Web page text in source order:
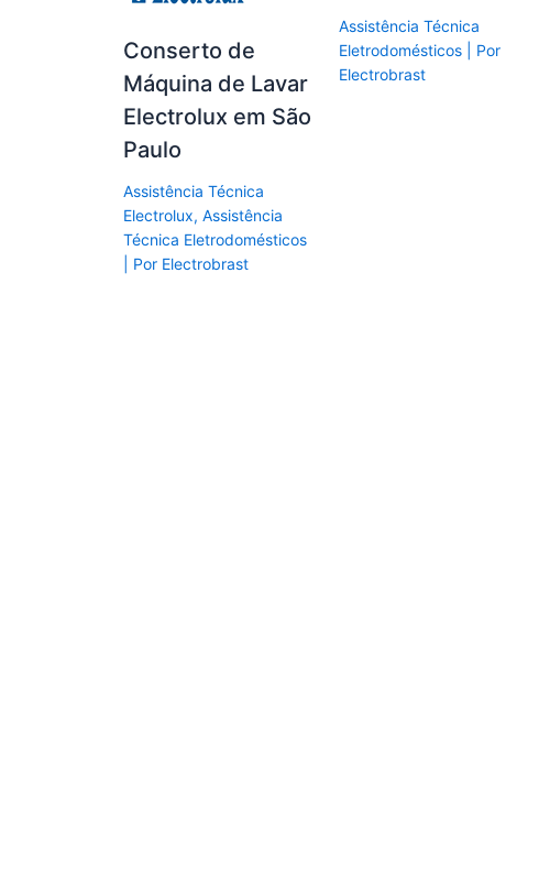
Conserto de
Máquina de Lavar
Electrolux em São
Paulo
Assistência Técnica
Electrolux, Assistência
Técnica Eletrodomésticos
| Por Electrobrast
Assistência Técnica
Eletrodomésticos | Por
Electrobrast